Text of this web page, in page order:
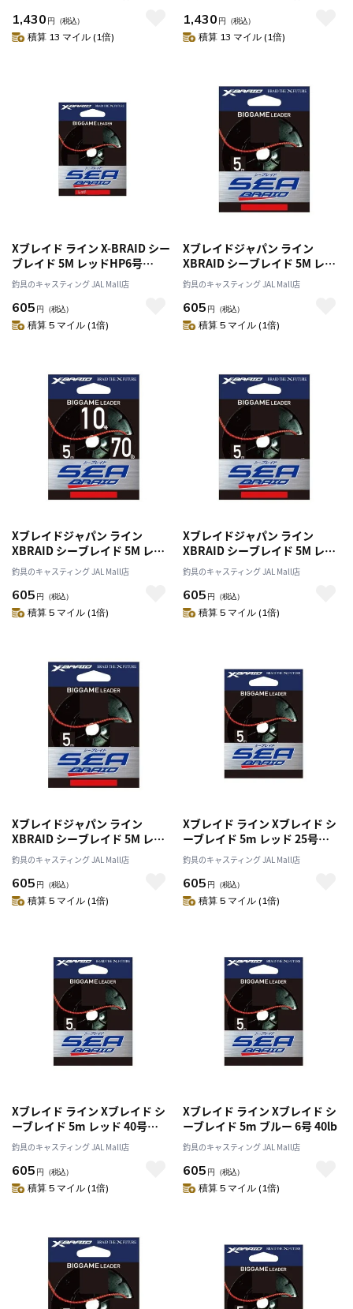
1,430 円 （税込）
積算 13 マイル (1倍)
1,430 円 （税込）
積算 13 マイル (1倍)
Xブレイド ライン X-BRAID シー
ブレイド 5M レッドHP6号
40LB
釣具のキャスティング JAL Mall店
605 円 （税込）
積算 5 マイル (1倍)
Xブレイドジャパン ライン
XBRAID シーブレイド 5M レッ
ド 8号 55LB
釣具のキャスティング JAL Mall店
605 円 （税込）
積算 5 マイル (1倍)
Xブレイドジャパン ライン
XBRAID シーブレイド 5M レッ
ド 10号 70LB
釣具のキャスティング JAL Mall店
605 円 （税込）
積算 5 マイル (1倍)
Xブレイドジャパン ライン
XBRAID シーブレイド 5M レッ
ド 15号 80LB
釣具のキャスティング JAL Mall店
605 円 （税込）
積算 5 マイル (1倍)
Xブレイドジャパン ライン
XBRAID シーブレイド 5M レッ
ド 20号 100LB
釣具のキャスティング JAL Mall店
605 円 （税込）
積算 5 マイル (1倍)
Xブレイド ライン Xブレイド シ
ーブレイド 5m レッド 25号
130lb
釣具のキャスティング JAL Mall店
605 円 （税込）
積算 5 マイル (1倍)
Xブレイド ライン Xブレイド シ
ーブレイド 5m レッド 40号
200lb
釣具のキャスティング JAL Mall店
605 円 （税込）
積算 5 マイル (1倍)
Xブレイド ライン Xブレイド シ
ーブレイド 5m ブルー 6号 40lb
釣具のキャスティング JAL Mall店
605 円 （税込）
積算 5 マイル (1倍)